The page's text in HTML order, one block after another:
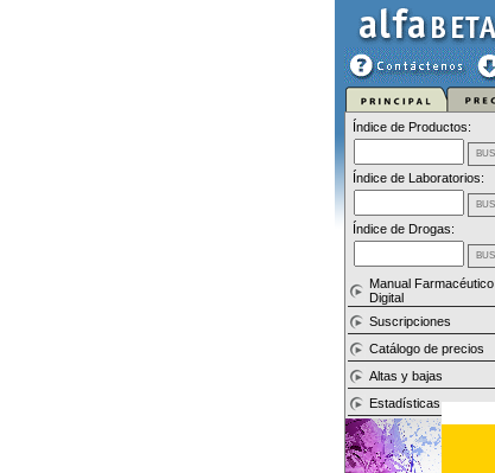
Índice de Productos:
Índice de Laboratorios:
Índice de Drogas:
Manual Farmacéutico
Digital
Suscripciones
Catálogo de precios
Altas y bajas
Estadísticas